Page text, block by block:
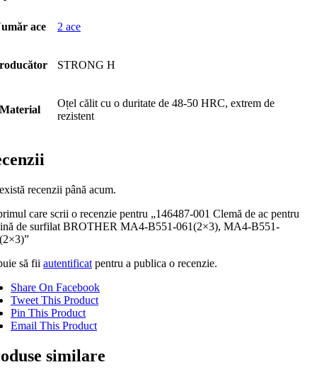
ace 2 ace
STRONG H
Oțel călit cu o duritate de 48-50 HRC, extrem de
rezistent
recenzii până acum.
care scrii o recenzie pentru „146487-001 Clemă de ac pentru
de surfilat BROTHER MA4-B551-061(2×3), MA4-B551-
să fii autentificat pentru a publica o recenzie.
Share On Facebook
Tweet This Product
Pin This Product
Email This Product
similare